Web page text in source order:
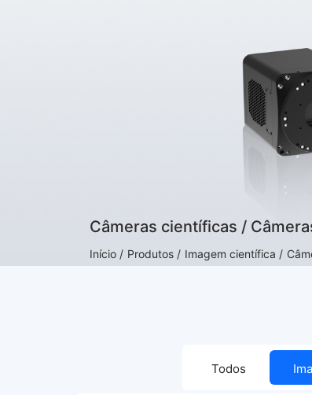
Câmeras científicas /
Início / Produtos / Imagem científica /
Todos